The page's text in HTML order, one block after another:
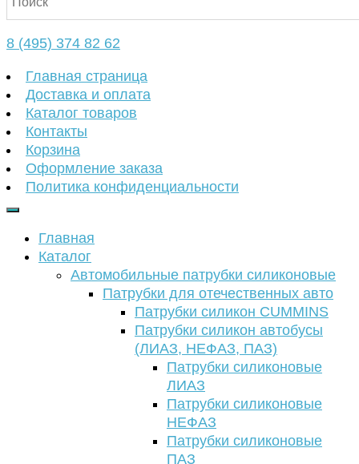
8 (495) 374 82 62
Главная страница
Доставка и оплата
Каталог товаров
Контакты
Корзина
Оформление заказа
Политика конфиденциальности
Главная
Каталог
Автомобильные патрубки силиконовые
Патрубки для отечественных авто
Патрубки силикон CUMMINS
Патрубки силикон автобусы
(ЛИАЗ, НЕФАЗ, ПАЗ)
Патрубки силиконовые
ЛИАЗ
Патрубки силиконовые
НЕФАЗ
Патрубки силиконовые
ПАЗ